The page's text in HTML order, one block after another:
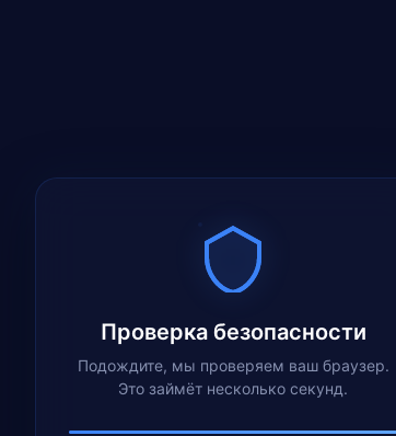
Проверка безопасности
Подождите, мы проверяем ваш браузер.
Это займёт несколько секунд.